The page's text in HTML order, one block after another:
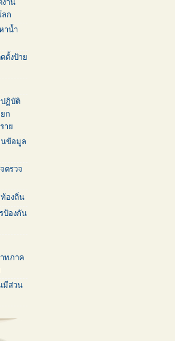
งาน
ลก
าน้ำ
ตั้งป้าย
ปฏิบัติ
ก
าย
นข้อมูล
ตรวจ
องถิ่น
ป้องกัน
ทภาค
มีส่วน